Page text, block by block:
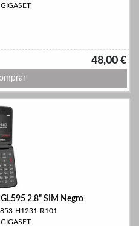
48,00 €
2.8" SIM Negro
H1231-R101